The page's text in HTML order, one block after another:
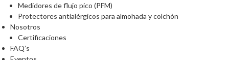
Medidores de flujo pico (PFM)
Protectores antialérgicos para almohada y colchón
Nosotros
Certificaciones
FAQ’s